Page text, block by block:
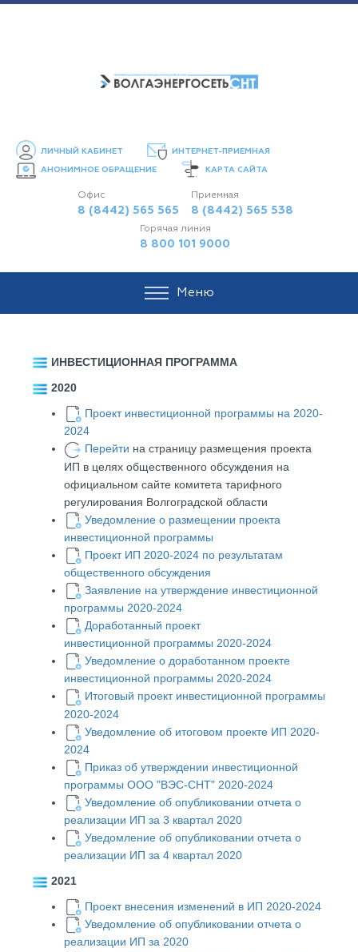
ЛИЧНЫЙ КАБИНЕТ ИНТЕРНЕТ-ПРИЕМНАЯ
АНОНИМНОЕ ОБРАЩЕНИЕ КАРТА САЙТА
Офис
8 (8442) 565 565
Приемная
8 (8442) 565 538
Горячая линия
8 800 101 9000
Меню
ИНВЕСТИЦИОННАЯ ПРОГРАММА
2020
Проект инвестиционной программы на 2020-
2024
Перейти на страницу размещения проекта
ИП в целях общественного обсуждения на
официальном сайте комитета тарифного
регулирования Волгоградской области
Уведомление о размещении проекта
инвестиционной программы
Проект ИП 2020-2024 по результатам
общественного обсуждения
Заявление на утверждение инвестиционной
программы 2020-2024
Доработанный проект
инвестиционной программы 2020-2024
Уведомление о доработанном проекте
инвестиционной программы 2020-2024
Итоговый проект инвестиционной программы
2020-2024
Уведомление об итоговом проекте ИП 2020-
2024
Приказ об утверждении инвестиционной
программы ООО "ВЭС-СНТ" 2020-2024
Уведомление об опубликовании отчета о
реализации ИП за 3 квартал 2020
Уведомление об опубликовании отчета о
реализации ИП за 4 квартал 2020
2021
Проект внесения изменений в ИП 2020-2024
Уведомление об опубликовании отчета о
реализации ИП за 2020